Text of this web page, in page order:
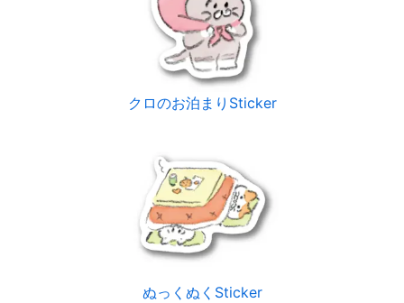
クロのお泊まりSticker
ぬっくぬくSticker